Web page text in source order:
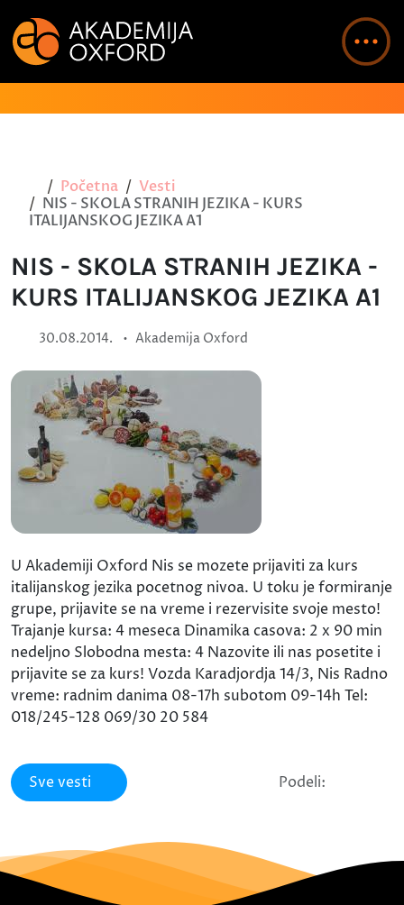
Početna
Vesti
NIS - SKOLA STRANIH JEZIKA - KURS
ITALIJANSKOG JEZIKA A1
NIS - SKOLA STRANIH JEZIKA -
KURS ITALIJANSKOG JEZIKA A1
30.08.2014. • Akademija Oxford
U Akademiji Oxford Nis se mozete prijaviti za kurs
italijanskog jezika pocetnog nivoa. U toku je formiranje
grupe, prijavite se na vreme i rezervisite svoje mesto!
Trajanje kursa: 4 meseca Dinamika casova: 2 x 90 min
nedeljno Slobodna mesta: 4 Nazovite ili nas posetite i
prijavite se za kurs! Vozda Karadjordja 14/3, Nis Radno
vreme: radnim danima 08-17h subotom 09-14h Tel:
018/245-128 069/30 20 584
Sve vesti Podeli: